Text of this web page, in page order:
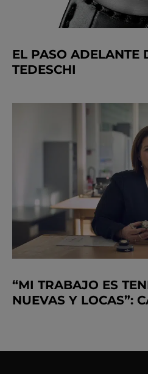
EL PASO ADELANTE
TEDESCHI
“MI TRABAJO ES
NUEVAS Y LOCAS”: